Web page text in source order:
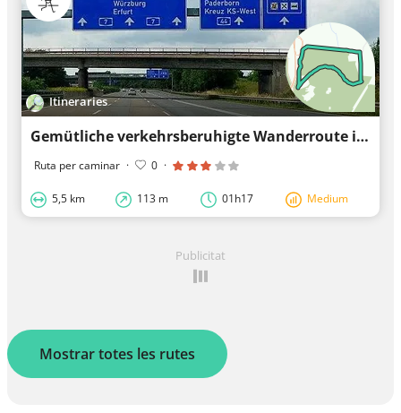
Itineraries
Gemütliche verkehrsberuhigte Wanderroute in Söhrewald
Ruta per caminar · 0 ·
5,5 km 113 m 01h17 Medium
Publicitat
Mostrar totes les rutes